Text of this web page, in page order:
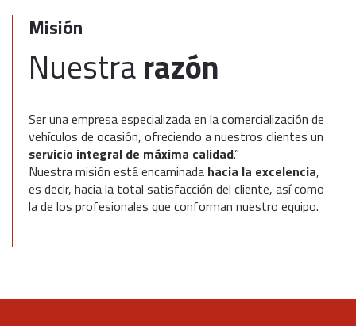
Misión
Nuestrarazón
Ser una empresa especializada en la comercialización de
vehículos de ocasión, ofreciendo a nuestros clientes un
servicio integral de máxima calidad.”
Nuestra misión está encaminada hacia la excelencia,
es decir, hacia la total satisfacción del cliente, así como
la de los profesionales que conforman nuestro equipo.